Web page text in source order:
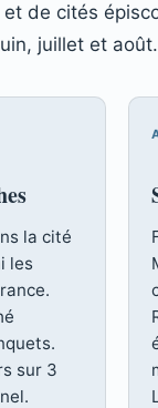
de cités
juillet et août.
la cité
les
sur 3